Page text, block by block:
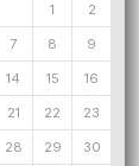
1 2
7 8 9
14 15 16
21 22 23
28 29 30